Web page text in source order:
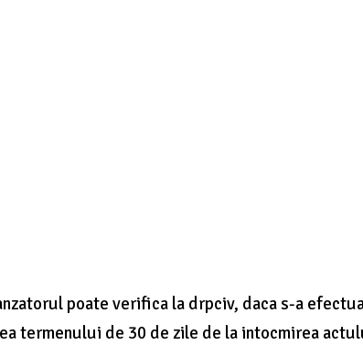
poate verifica la drpciv, daca s-a
termenului de 30 de zile de la intocmirea